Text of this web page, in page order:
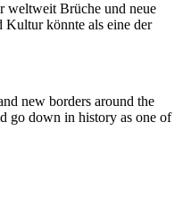
weltweit Brüche und neue
Kultur könnte als eine der
new borders around the
go down in history as one of